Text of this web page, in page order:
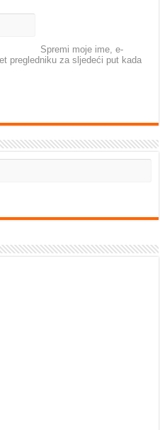
Spremi moje ime, e-
pregledniku za sljedeći put kada